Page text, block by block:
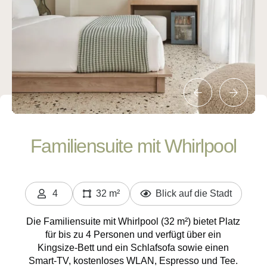
Familiensuite mit Whirlpool
4
Personen
32 m² Blick auf die Stadt
Die Familiensuite mit Whirlpool (32 m²) bietet Platz
für bis zu 4 Personen und verfügt über ein
Kingsize-Bett und ein Schlafsofa sowie einen
Smart-TV, kostenloses WLAN, Espresso und Tee.